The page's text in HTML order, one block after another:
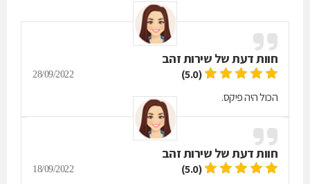
חוות דעת של שירות זהב
(5.0)
28/09/2022
הכול היה פיקס.
חוות דעת של שירות זהב
(5.0)
18/09/2022